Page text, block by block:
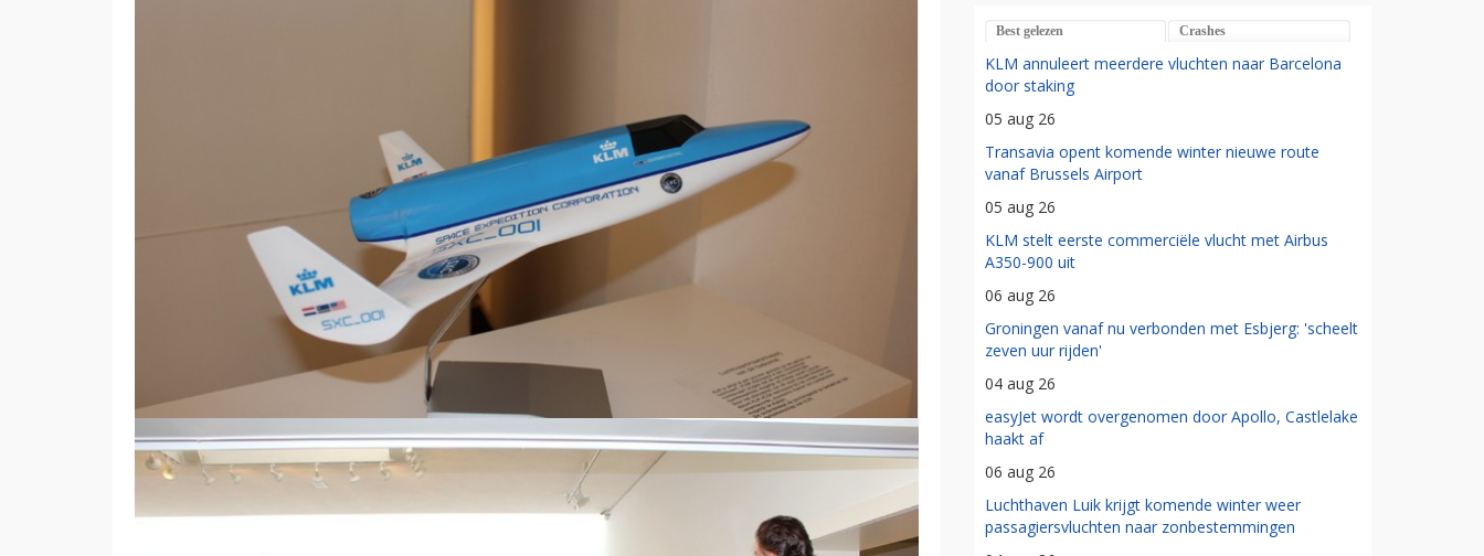
Best gelezen Crashes
KLM annuleert meerdere vluchten naar Barcelona
door staking
05 aug 26
Transavia opent komende winter nieuwe route
vanaf Brussels Airport
05 aug 26
KLM stelt eerste commerciële vlucht met Airbus
A350-900 uit
06 aug 26
Groningen vanaf nu verbonden met Esbjerg: 'scheelt
zeven uur rijden'
04 aug 26
easyJet wordt overgenomen door Apollo, Castlelake
haakt af
06 aug 26
Luchthaven Luik krijgt komende winter weer
passagiersvluchten naar zonbestemmingen